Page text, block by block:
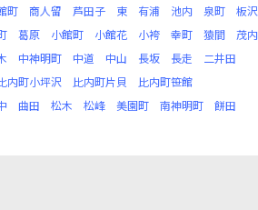
町 商人留 芦田子 東 有浦 池内 泉町
板沢
葛原 小館町 小館花 小袴 幸町 猿間
茂内
中神明町 中道 中山 長坂 長走
二井田
内町小坪沢 比内町片貝
比内町笹館
曲田 松木 松峰 美園町 南神明町
餅田